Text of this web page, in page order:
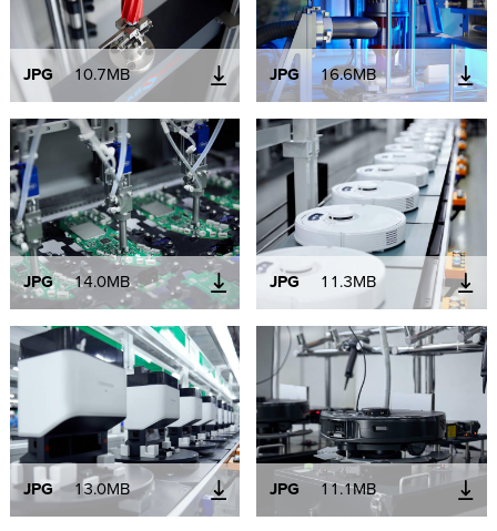
JPG 10.7MB JPG 16.6MB
JPG 14.0MB JPG 11.3MB
JPG 13.0MB JPG 11.1MB